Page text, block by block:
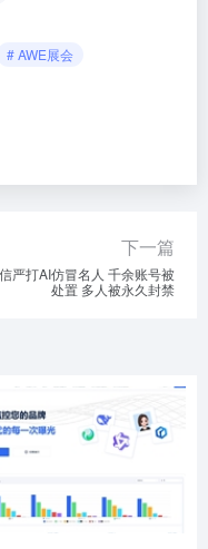
# AWE展会
下一篇
严打AI仿冒名人 千余账号被
处置 多人被永久封禁